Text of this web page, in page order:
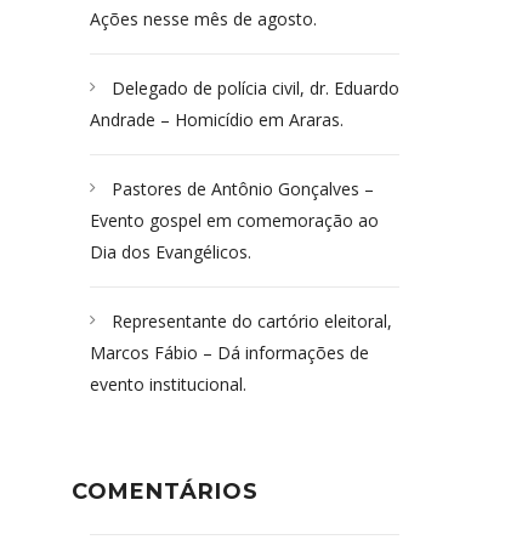
Ações nesse mês de agosto.
Delegado de polícia civil, dr. Eduardo
Andrade – Homicídio em Araras.
Pastores de Antônio Gonçalves –
Evento gospel em comemoração ao
Dia dos Evangélicos.
Representante do cartório eleitoral,
Marcos Fábio – Dá informações de
evento institucional.
COMENTÁRIOS